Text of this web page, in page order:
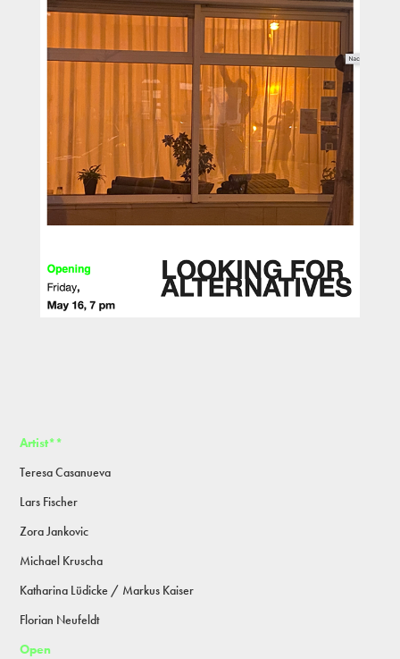
Artist**
Teresa Casanueva
Lars Fischer
Zora Jankovic
Michael Kruscha
Katharina Lüdicke / Markus Kaiser
Florian Neufeldt
Open